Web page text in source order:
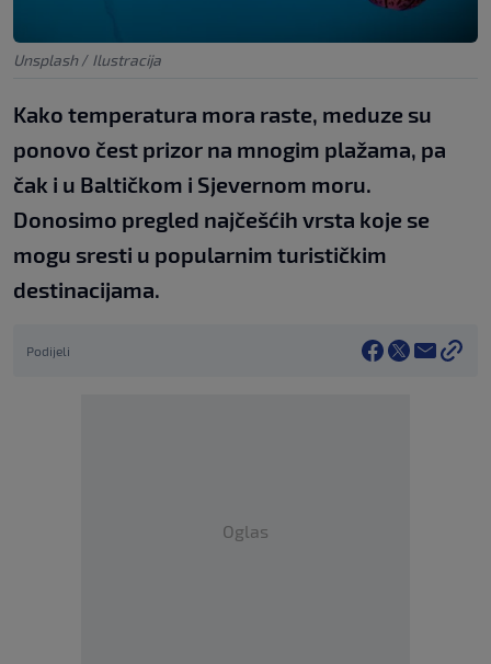
Unsplash / Ilustracija
Kako temperatura mora raste, meduze su
ponovo čest prizor na mnogim plažama, pa
čak i u Baltičkom i Sjevernom moru.
Donosimo pregled najčešćih vrsta koje se
mogu sresti u popularnim turističkim
destinacijama.
Podijeli
Oglas